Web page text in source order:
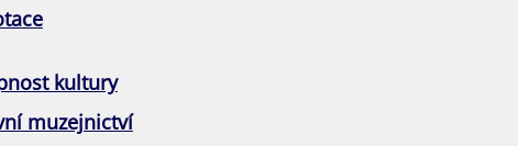
kultury
muzejnictví